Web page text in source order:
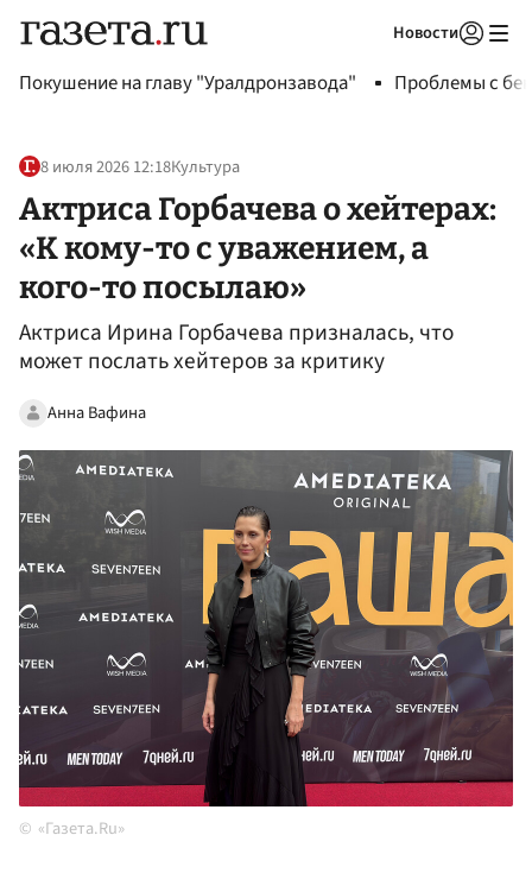
Новости
Покушение на главу "Уралдронзавода" Проблемы с
8 июля 2026 12:18Культура
Актриса Горбачева о хейтерах:
«К кому-то с уважением, а
кого-то посылаю»
Актриса Ирина Горбачева призналась, что
может послать хейтеров за критику
Анна Вафина
«Газета.Ru»